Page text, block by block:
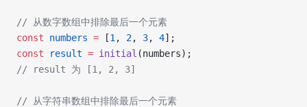
// 从数字数组中排除最后一个元素
const numbers = [1 , 2, 3, 4];
const result = initial (numbers);
// result 为 [1, 2, 3]
// 从字符串数组中排除最后一个元素